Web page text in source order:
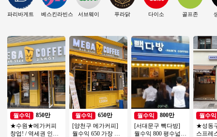
파리바게트 베스킨라빈스 서브웨이 푸라닭 다이소 골프존
월수익
850만
★수원★메가커피
창업! / 역세권 인근
월수익
650만
[양천구 메가커피]
월수익 650 가장 핫
월수익
800만
[서대문구 빽다방]
월수익 800 평수넓고
월수익
★성동
스프레